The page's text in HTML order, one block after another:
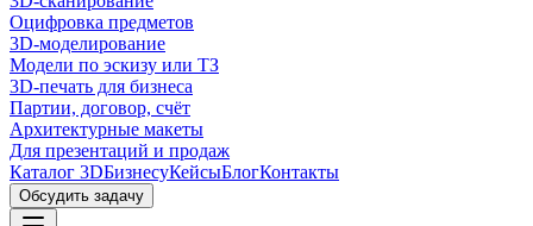
Оцифровка предметов
3D-моделирование
Модели по эскизу или ТЗ
3D-печать для бизнеса
Партии, договор, счёт
Архитектурные макеты
Для презентаций и продаж
Каталог 3DБизнесуКейсыБлогКонтакты
Обсудить задачу